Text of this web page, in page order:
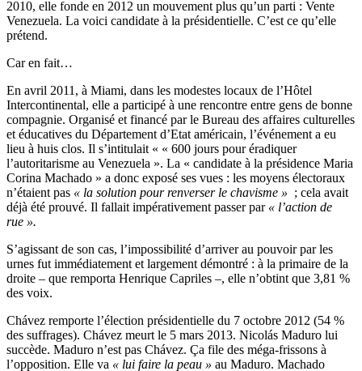
2010, elle fonde en 2012 un mouvement plus qu’un parti : Vente
Venezuela. La voici candidate à la présidentielle. C’est ce qu’elle
prétend.
Car en fait…
En avril 2011, à Miami, dans les modestes locaux de l’Hôtel
Intercontinental, elle a participé à une rencontre entre gens de bonne
compagnie. Organisé et financé par le Bureau des affaires culturelles
et éducatives du Département d’Etat américain, l’événement a eu
lieu à huis clos. Il s’intitulait « « 600 jours pour éradiquer
l’autoritarisme au Venezuela ». La « candidate à la présidence Maria
Corina Machado » a donc exposé ses vues : les moyens électoraux
n’étaient pas « la solution pour renverser le chavisme » ; cela avait
déjà été prouvé. Il fallait impérativement passer par « l’action de
rue ».
S’agissant de son cas, l’impossibilité d’arriver au pouvoir par les
urnes fut immédiatement et largement démontré : à la primaire de la
droite – que remporta Henrique Capriles –, elle n’obtint que 3,81 %
des voix.
Chávez remporte l’élection présidentielle du 7 octobre 2012 (54 %
des suffrages). Chávez meurt le 5 mars 2013. Nicolás Maduro lui
succède. Maduro n’est pas Chávez. Ça file des méga-frissons à
l’opposition. Elle va « lui faire la peau » au Maduro. Machado